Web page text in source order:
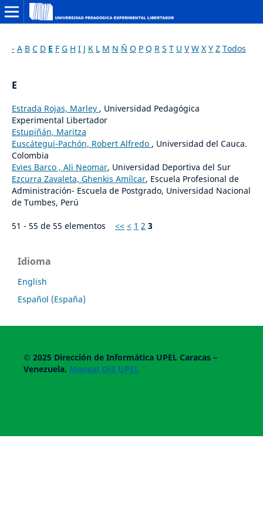
- A B C D E F G H I J K L M N Ñ O P Q R S T U V W X Y Z Todos
E
Estrada Rojas, Marley , Universidad Pedagógica
Experimental Libertador
Estupiñán, Maritza
Euscátegui-Pachón, Robert Alfredo , Universidad del Cauca.
Colombia
Evies Barco , Ali Neomar, Universidad Deportiva del Sur
Ezcurra Zavaleta, Ghenkis Amílcar, Escuela Profesional de
Administración- Escuela de Postgrado, Universidad Nacional
de Tumbes, Perú
51 - 55 de 55 elementos << < 1 2 3
Idioma
English
Español (España)
© 2025 Dirección de Informática UPEL Caracas –
Venezuela. Manual OJS UPEL